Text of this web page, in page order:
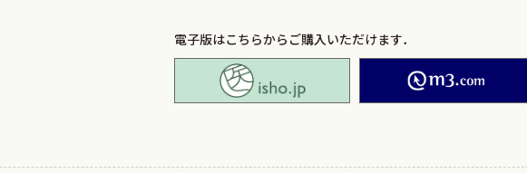
電子版はこちらからご購入いただけます．